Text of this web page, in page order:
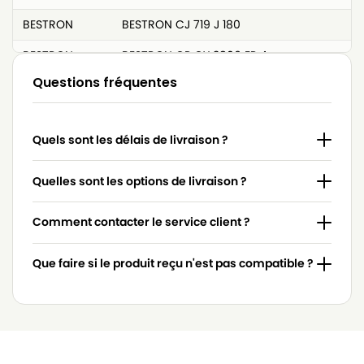
BESTRON
BESTRON CJ 719 J 180
BESTRON
BESTRON CP CY 3806 EP 4
BESTRON
BESTRON D 00013
BESTRON
BESTRON D 0013 S
BESTRON
BESTRON D 0016 S
BESTRON
BESTRON D 2010 EBB
BESTRON
BESTRON DBB 2200 E
BESTRON
BESTRON DBB 2500 E
Questions fréquentes
Quels sont les délais de livraison ?
Quelles sont les options de livraison ?
Comment contacter le service client ?
Que faire si le produit reçu n'est pas compatible ?